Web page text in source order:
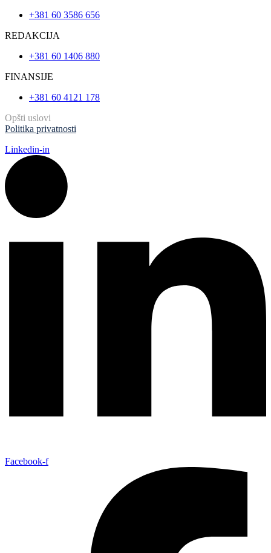
+381 60 3586 656
REDAKCIJA
+381 60 1406 880
FINANSIJE
+381 60 4121 178
Opšti uslovi
Politika privatnosti
Linkedin-in
Facebook-f